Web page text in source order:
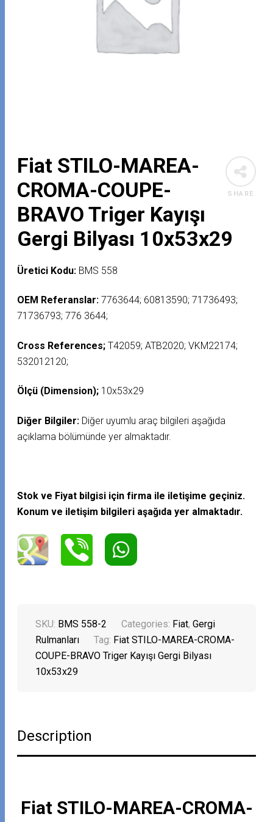
SHARE
Fiat STILO-MAREA-
CROMA-COUPE-
BRAVO Triger Kayışı
Gergi Bilyası 10x53x29
Üretici Kodu: BMS 558
OEM Referanslar: 7763644; 60813590; 71736493;
71736793; 776 3644;
Cross References;T42059; ATB2020; VKM22174;
532012120;
Ölçü (Dimension); 10x53x29
Diğer Bilgiler: Diğer uyumlu araç bilgileri aşağıda
açıklama bölümünde yer almaktadır.
Stok ve Fiyat bilgisi için firma ile iletişime geçiniz.
Konum ve iletişim bilgileri aşağıda yer almaktadır.
SKU: BMS 558-2 Categories: Fiat,Gergi
Rulmanları
Tag: Fiat STILO-MAREA-CROMA-
COUPE-BRAVO Triger Kayışı Gergi Bilyası
10x53x29
Description
Fiat STILO-MAREA-CROMA-